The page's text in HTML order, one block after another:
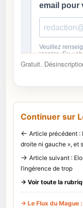
Gratuit.
Continuer sur
← Article précédent :
droite ni gauche », et
→ Article suivant :
l’ingérence de trop
→ Voir toute la
→ Le Flux du Mague